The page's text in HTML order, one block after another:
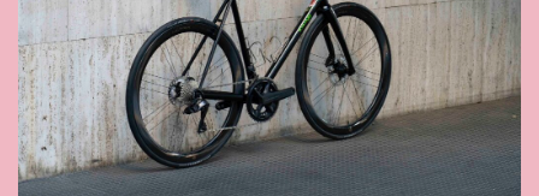
Shop